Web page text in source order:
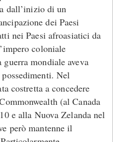
dall’inizio di un
dei Paesi
nei Paesi afroasiatici da
coloniale
mondiale aveva
Nel
costretta a concedere
(al Canada
e alla Nuova Zelanda nel
però mantenne il